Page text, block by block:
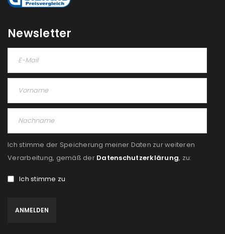
Passwort*
Anmeldeformular geschützt durch
Angemeldet bleiben
REGISTRIEREN
E-Mail-Adresse
Newsletter
Ich stimme der Speicherung meiner Daten zur weiteren
Verarbeitung, gemäß der Datenschutzerklärung, zu:
Ich stimme zu